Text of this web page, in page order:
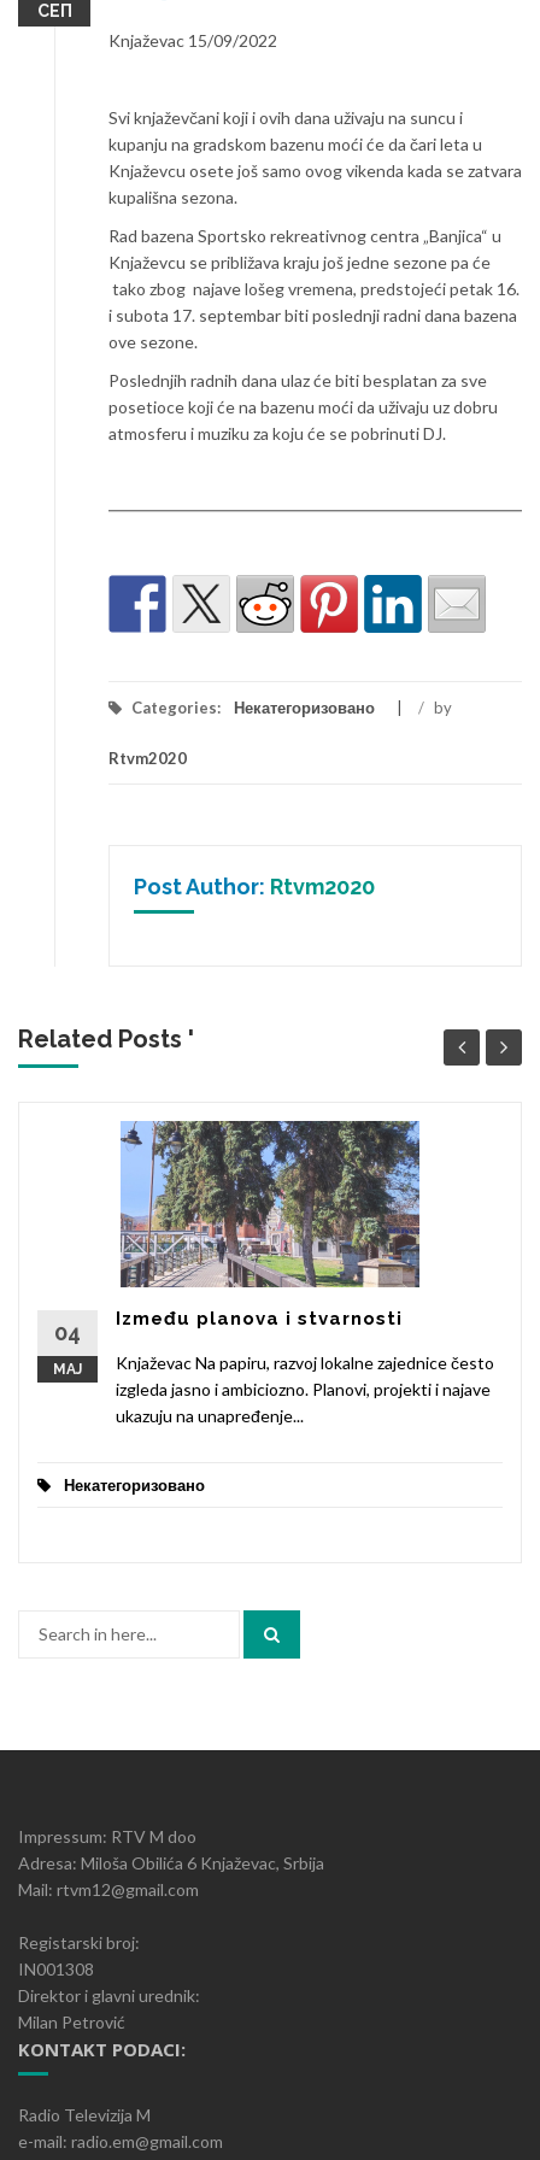
СЕП
Knjaževac 15/09/2022
Svi knjaževčani koji i ovih dana uživaju na suncu i
kupanju na gradskom bazenu moći će da čari leta u
Knjaževcu osete još samo ovog vikenda kada se zatvara
kupališna sezona.
Rad bazena Sportsko rekreativnog centra „Banjica“ u
Knjaževcu se približava kraju još jedne sezone pa će
tako zbog najave lošeg vremena, predstojeći petak 16.
i subota 17. septembar biti poslednji radni dana bazena
ove sezone.
Poslednjih radnih dana ulaz će biti besplatan za sve
posetioce koji će na bazenu moći da uživaju uz dobru
atmosferu i muziku za koju će se pobrinuti DJ.
Categories: Некатегоризовано / by
Rtvm2020
Post Author: Rtvm2020
Related Posts '
04
МАЈ
Između planova i stvarnosti
Knjaževac Na papiru, razvoj lokalne zajednice često
izgleda jasno i ambiciozno. Planovi, projekti i najave
ukazuju na unapređenje...
Некатегоризовано
Impressum: RTV M doo
Adresa: Miloša Obilića 6 Knjaževac, Srbija
Mail: rtvm12@gmail.com
Registarski broj:
IN001308
Direktor i glavni urednik:
Milan Petrović
KONTAKT PODACI:
Radio Televizija M
e-mail: radio.em@gmail.com